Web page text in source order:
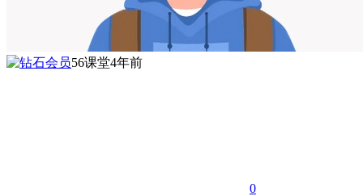
56课堂4年前
0